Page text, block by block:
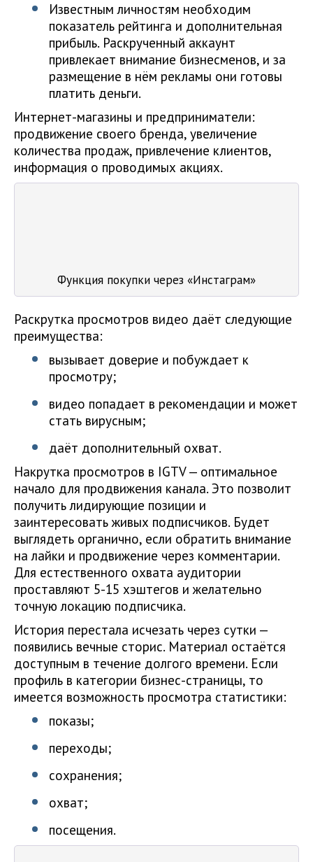
Известным личностям необходим
показатель рейтинга и дополнительная
прибыль. Раскрученный аккаунт
привлекает внимание бизнесменов, и за
размещение в нём рекламы они готовы
платить деньги.
Интернет-магазины и предприниматели:
продвижение своего бренда, увеличение
количества продаж, привлечение клиентов,
информация о проводимых акциях.
Функция покупки через «Инстаграм»
Раскрутка просмотров видео даёт следующие
преимущества:
вызывает доверие и побуждает к
просмотру;
видео попадает в рекомендации и может
стать вирусным;
даёт дополнительный охват.
Накрутка просмотров в IGTV — оптимальное
начало для продвижения канала. Это позволит
получить лидирующие позиции и
заинтересовать живых подписчиков. Будет
выглядеть органично, если обратить внимание
на лайки и продвижение через комментарии.
Для естественного охвата аудитории
проставляют 5-15 хэштегов и желательно
точную локацию подписчика.
История перестала исчезать через сутки —
появились вечные сторис. Материал остаётся
доступным в течение долгого времени. Если
профиль в категории бизнес-страницы, то
имеется возможность просмотра статистики:
показы;
переходы;
сохранения;
охват;
посещения.